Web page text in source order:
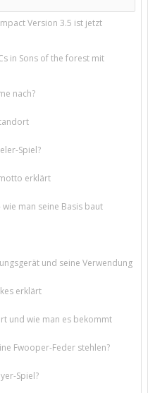
Version 3.5 ist jetzt
in Sons of the forest mit
nach?
Spiel?
erklärt
man seine Basis baut
und seine Verwendung
erklärt
und wie man es bekommt
Fwooper-Feder stehlen?
Spiel?